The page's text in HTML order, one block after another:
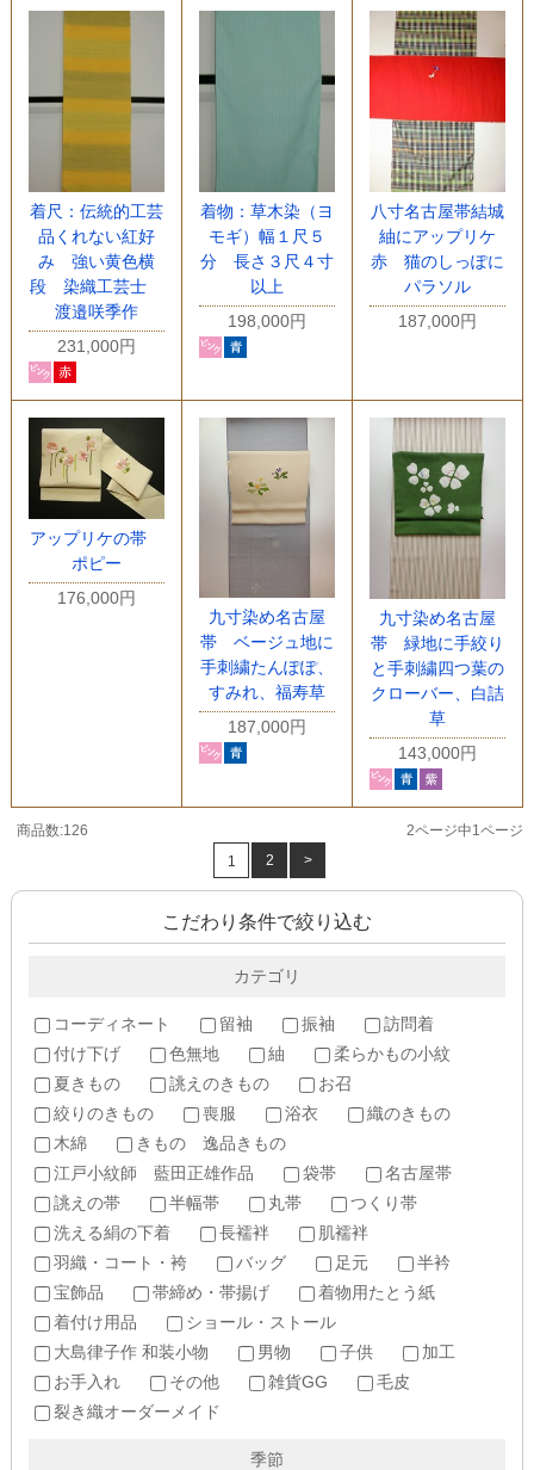
着尺：伝統的工芸
品くれない紅好
み 強い黄色横
段 染織工芸士
渡邉咲季作
231,000円
着物：草木染（ヨ
モギ）幅１尺５
分 長さ３尺４寸
以上
198,000円
八寸名古屋帯結城
紬にアップリケ
赤 猫のしっぽに
パラソル
187,000円
アップリケの帯
ポピー
176,000円
九寸染め名古屋
帯 ベージュ地に
手刺繍たんぽぽ、
すみれ、福寿草
187,000円
九寸染め名古屋
帯 緑地に手絞り
と手刺繍四つ葉の
クローバー、白詰
草
143,000円
商品数:126
2ページ中1ページ
1
2 >
こだわり条件で絞り込む
カテゴリ
コーディネート 留袖 振袖
訪問着
付け下げ
色無地 紬
柔らかもの小紋
夏きもの
誂えのきもの
お召
絞りのきもの
喪服 浴衣
織のきもの
木綿
きもの 逸品きもの
江戸小紋師 藍田正雄作品
袋帯
名古屋帯
誂えの帯
半幅帯 丸帯
つくり帯
洗える絹の下着
長襦袢
肌襦袢
羽織・コート・袴
バッグ 足元
半衿
宝飾品
帯締め・帯揚げ
着物用たとう紙
着付け用品
ショール・ストール
大島律子作 和装小物
男物 子供
加工
お手入れ
その他 雑貨GG
毛皮
裂き織オーダーメイド
季節